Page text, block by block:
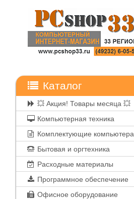
Каталог
💥 Акция! Товары месяца 💥
Компьютерная техника
Комплектующие компьютера
Бытовая и оргтехника
Расходные материалы
Программное обеспечение
Офисное оборудование